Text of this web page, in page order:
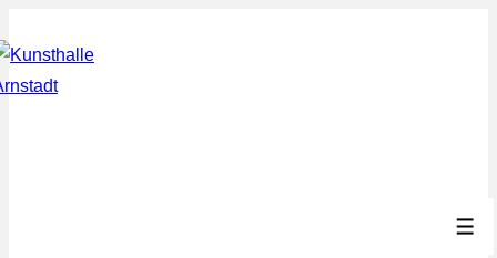
Zum
Inhalt